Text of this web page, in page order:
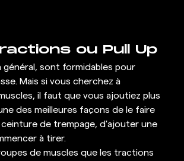
ou Pull Up
général, sont formidables pour
Mais si vous cherchez à
il faut que vous ajoutiez plus
des meilleures façons de le faire
de trempage, d'ajouter une
à tirer.
de muscles que les tractions